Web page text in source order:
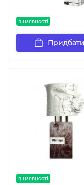
в наявності
Придбати
в наявності